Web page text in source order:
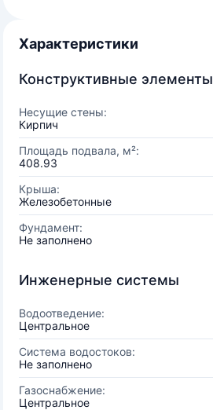
Характеристики
Конструктивные элементы
Несущие стены:
Кирпич
Площадь подвала, м²:
408.93
Крыша:
Железобетонные
Фундамент:
Не заполнено
Инженерные системы
Водоотведение:
Центральное
Система водостоков:
Не заполнено
Газоснабжение:
Центральное